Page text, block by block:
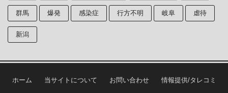
群馬 爆発 感染症 行方不明 岐阜 虐待
新潟
ホーム 当サイトについて お問い合わせ 情報提供/タレコミ